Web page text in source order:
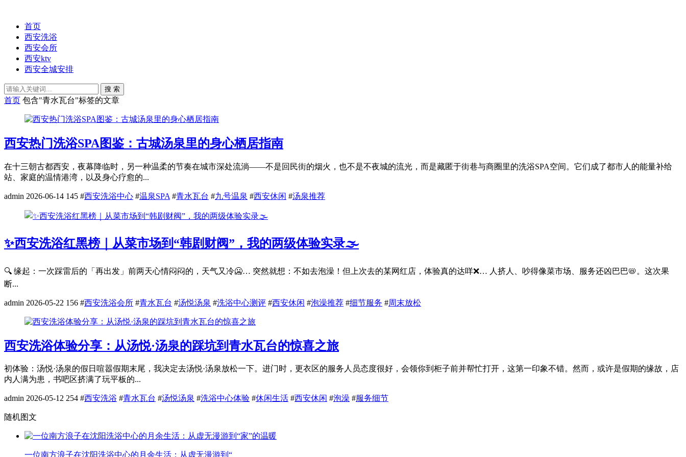
首页
西安洗浴
西安会所
西安ktv
西安全城安排
搜 索
首页 包含"青水瓦台"标签的文章
西安热门洗浴SPA图鉴：古城汤泉里的身心栖居指南
在十三朝古都西安，夜幕降临时，另一种温柔的节奏在城市深处流淌——不是回民街的烟火，也不是不夜城的流光，而是藏匿于街巷与商圈里的洗浴SPA空间。它们成了都市人的能量补给
站、家庭的温情港湾，以及身心疗愈的...
admin 2026-06-14 145 #西安洗浴中心 #温泉SPA #青水瓦台 #九号温泉 #西安休闲 #汤泉推荐
✨西安洗浴红黑榜｜从菜市场到“韩剧财阀”，我的两级体验实录🌫️
🔍 缘起：一次踩雷后的「再出发」前两天心情闷闷的，天气又冷🥶… 突然就想：不如去泡澡！但上次去的某网红店，体验真的达咩❌… 人挤人、吵得像菜市场、服务还凶巴巴📛。这次果
断...
admin 2026-05-22 156 #西安洗浴会所 #青水瓦台 #汤悦汤泉 #洗浴中心测评 #西安休闲 #泡澡推荐 #细节服务 #周末放松
西安洗浴体验分享：从汤悦·汤泉的踩坑到青水瓦台的惊喜之旅
初体验：汤悦·汤泉的假日喧嚣假期末尾，我决定去汤悦·汤泉放松一下。进门时，更衣区的服务人员态度很好，会领你到柜子前并帮忙打开，这第一印象不错。然而，或许是假期的缘故，店
内人满为患，书吧区挤满了玩平板的...
admin 2026-05-12 254 #西安洗浴 #青水瓦台 #汤悦汤泉 #洗浴中心体验 #休闲生活 #西安休闲 #泡澡 #服务细节
随机图文
一位南方浪子在沈阳洗浴中心的月余生活：从虚无漫游到“